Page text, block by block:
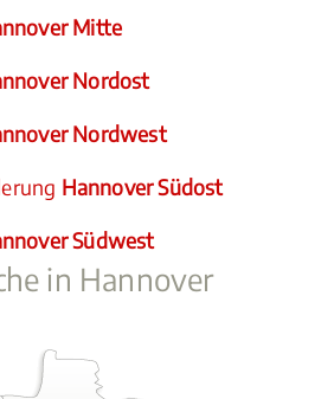
Mitte
Nordost
Nordwest
Hannover Südost
Südwest
in Hannover